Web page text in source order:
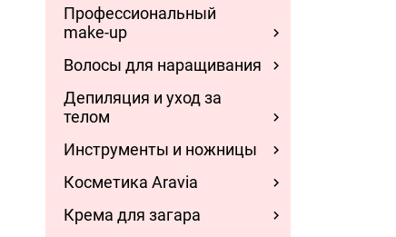
Профессиональный
make-up
Волосы для наращивания
Депиляция и уход за
телом
Инструменты и ножницы
Косметика Aravia
Крема для загара